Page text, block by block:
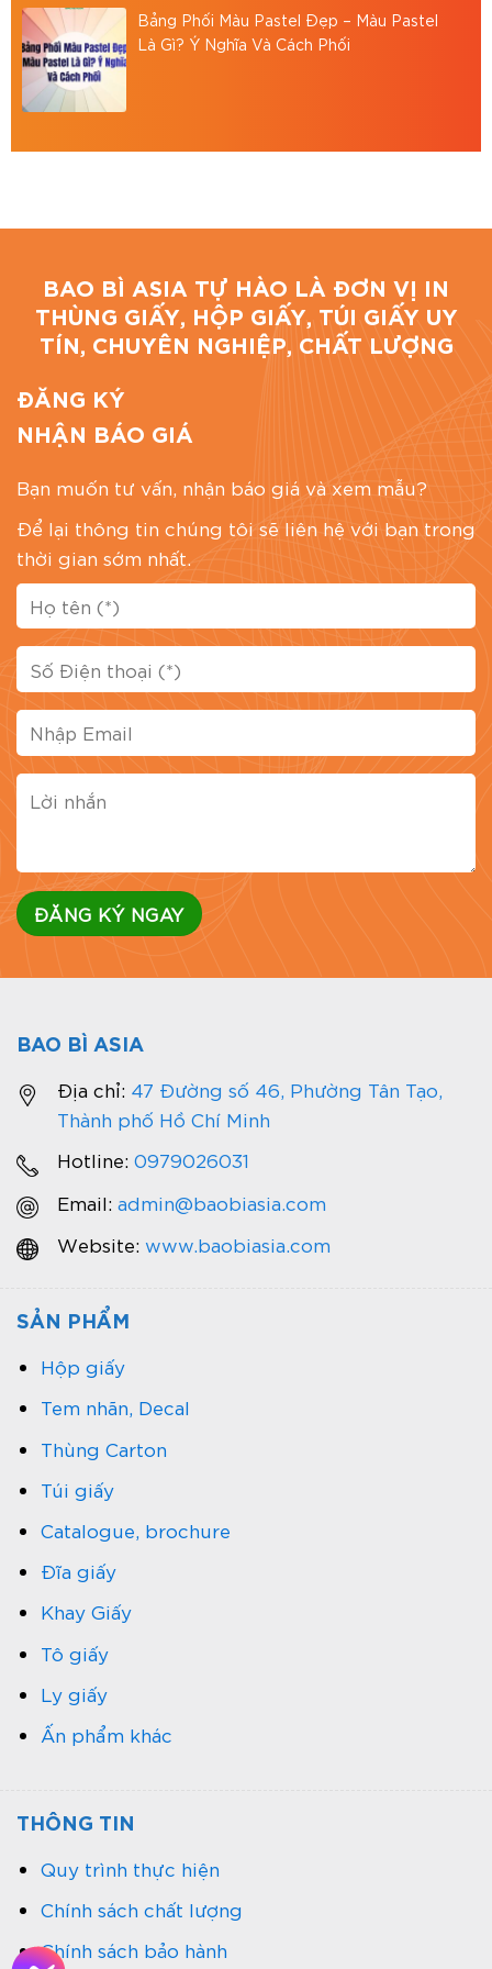
Email: baobiasiavn@gmail.com
Website: https://baobiasia.com
Bảng Phối Màu Pastel Đẹp – Màu Pastel
Là Gì? Ý Nghĩa Và Cách Phối
BAO BÌ ASIA TỰ HÀO LÀ ĐƠN VỊ IN
THÙNG GIẤY, HỘP GIẤY, TÚI GIẤY UY
TÍN, CHUYÊN NGHIỆP, CHẤT LƯỢNG
ĐĂNG KÝ
NHẬN BÁO GIÁ
Bạn muốn tư vấn, nhận báo giá và xem mẫu?
Để lại thông tin chúng tôi sẽ liên hệ với bạn trong
thời gian sớm nhất.
BAO BÌ ASIA
Địa chỉ: 47 Đường số 46, Phường Tân Tạo,
Thành phố Hồ Chí Minh
Hotline: 0979026031
Email: admin@baobiasia.com
Website: www.baobiasia.com
SẢN PHẨM
Hộp giấy
Tem nhãn, Decal
Thùng Carton
Túi giấy
Catalogue, brochure
Đĩa giấy
Khay Giấy
Tô giấy
Ly giấy
Ấn phẩm khác
THÔNG TIN
Quy trình thực hiện
Chính sách chất lượng
Chính sách bảo hành